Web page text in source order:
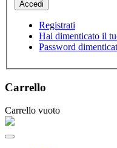
Registrati
Hai dimenticato il
Password
Carrello
Carrello vuoto